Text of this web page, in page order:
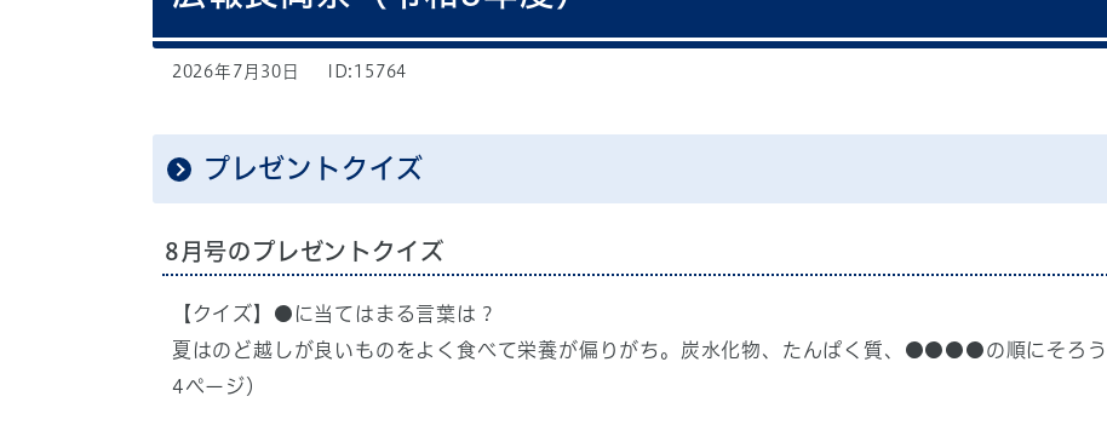
2026年7月30日 ID:15764
プレゼントクイズ
8月号のプレゼントクイズ
【クイズ】●に当てはまる言葉は？
夏はのど越しが良いものをよく食べて栄養が偏りがち。炭水化物、たんぱく質、●●●●の順にそろ
4ページ）